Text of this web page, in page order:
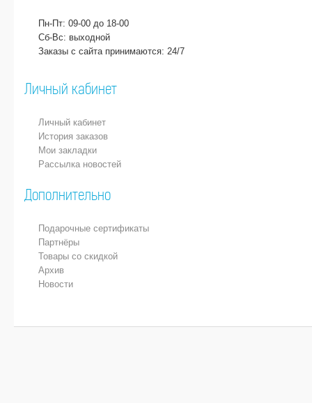
Пн-Пт: 09-00 до 18-00
Сб-Вс: выходной
Заказы с сайта принимаются: 24/7
Личный кабинет
Личный кабинет
История заказов
Мои закладки
Рассылка новостей
Дополнительно
Подарочные сертификаты
Партнёры
Товары со скидкой
Архив
Новости